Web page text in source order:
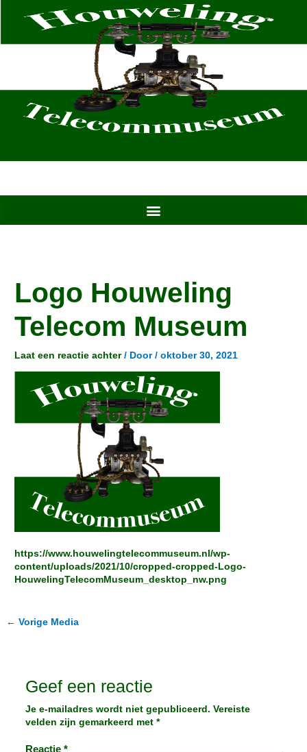
inhoud
Logo Houweling
Telecom Museum
Laat een reactie achter / Door/oktober 30, 2021
https://www.houwelingtelecommuseum.nl/wp-
content/uploads/2021/10/cropped-cropped-Logo-
HouwelingTelecomMuseum_desktop_nw.png
← Vorige Media
Geef een reactie
Je e-mailadres wordt niet gepubliceerd. Vereiste
velden zijn gemarkeerd met *
Reactie *